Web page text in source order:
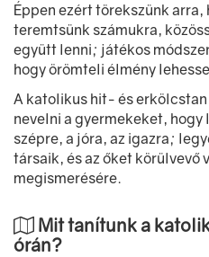
Éppen ezért törekszünk
teremtsünk számukra,
együtt lenni; játékos
hogy örömteli élmény
A katolikus hit- és
nevelni a gyermekeket,
szépre, a jóra, az igazra;
társaik, és az őket körülvevő
megismerésére.
Mit tanítunk a
órán?